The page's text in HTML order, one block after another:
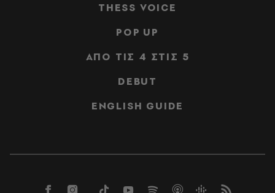
THESS VOICE
POP UP
ΑΠΟ ΤΙΣ 4 ΣΤΙΣ 5
DEBUT
ENGLISH GUIDE